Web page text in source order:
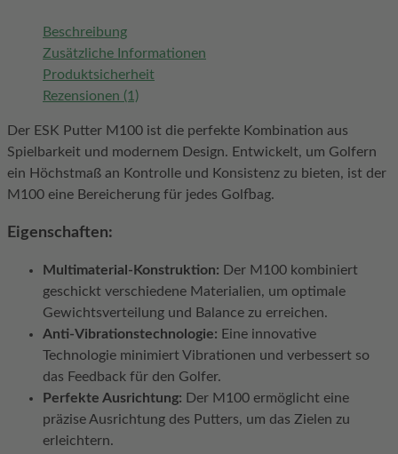
Beschreibung
Zusätzliche Informationen
Produktsicherheit
Rezensionen (1)
Der ESK Putter M100 ist die perfekte Kombination aus
Spielbarkeit und modernem Design. Entwickelt, um Golfern
ein Höchstmaß an Kontrolle und Konsistenz zu bieten, ist der
M100 eine Bereicherung für jedes Golfbag.
Eigenschaften:
Multimaterial-Konstruktion: Der M100 kombiniert
geschickt verschiedene Materialien, um optimale
Gewichtsverteilung und Balance zu erreichen.
Anti-Vibrationstechnologie: Eine innovative
Technologie minimiert Vibrationen und verbessert so
das Feedback für den Golfer.
Perfekte Ausrichtung: Der M100 ermöglicht eine
präzise Ausrichtung des Putters, um das Zielen zu
erleichtern.